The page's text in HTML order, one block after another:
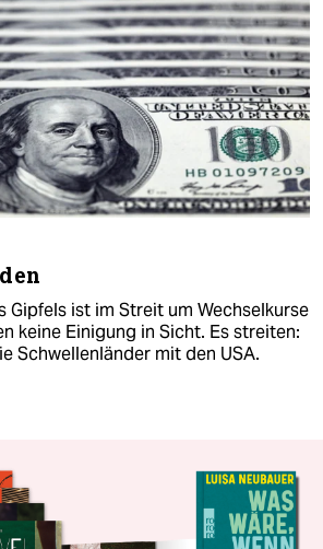
Gipfels ist im Streit um Wechselkurse
keine Einigung in Sicht. Es streiten:
Schwellenländer mit den USA.